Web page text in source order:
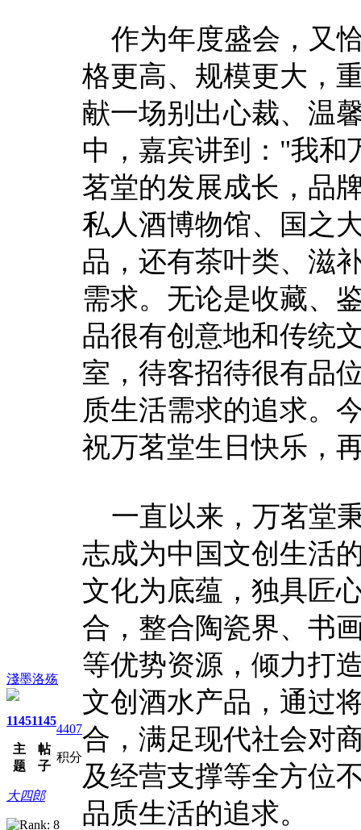
淺墨洛殇
1145
主
题
1145
帖
子
4407
积分
大四郎
作为年度盛会，又
格更高、规模更大，
献一场别出心裁、温
中，嘉宾讲到："我和
茗堂的发展成长，品
私人酒博物馆、国之
品，还有茶叶类、滋
需求。无论是收藏、
品很有创意地和传统
室，待客招待很有品
质生活需求的追求。
祝万茗堂生日快乐，
一直以来，万茗堂
志成为中国文创生活
文化为底蕴，独具匠
合，整合陶瓷界、书
等优势资源，倾力打
文创酒水产品，通过
合，满足现代社会对
及经营支撑等全方位
品质生活的追求。